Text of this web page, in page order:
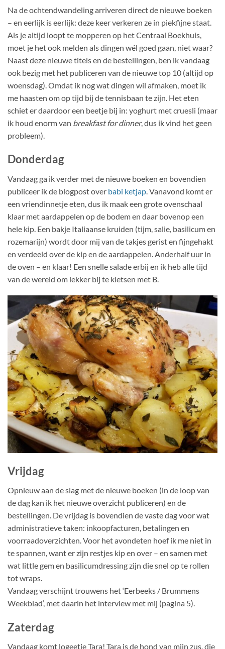
Na de ochtendwandeling arriveren direct de nieuwe boeken
– en eerlijk is eerlijk: deze keer verkeren ze in piekfijne staat.
Als je altijd loopt te mopperen op het Centraal Boekhuis,
moet je het ook melden als dingen wél goed gaan, niet waar?
Naast deze nieuwe titels en de bestellingen, ben ik vandaag
ook bezig met het publiceren van de nieuwe top 10 (altijd op
woensdag). Omdat ik nog wat dingen wil afmaken, moet ik
me haasten om op tijd bij de tennisbaan te zijn. Het eten
schiet er daardoor een beetje bij in: yoghurt met cruesli (maar
ik houd enorm van breakfast for dinner, dus ik vind het geen
probleem).
Donderdag
Vandaag ga ik verder met de nieuwe boeken en bovendien
publiceer ik de blogpost over babi ketjap . Vanavond komt er
een vriendinnetje eten, dus ik maak een grote ovenschaal
klaar met aardappelen op de bodem en daar bovenop een
hele kip. Een bakje Italiaanse kruiden (tijm, salie, basilicum en
rozemarijn) wordt door mij van de takjes gerist en fijngehakt
en verdeeld over de kip en de aardappelen. Anderhalf uur in
de oven – en klaar! Een snelle salade erbij en ik heb alle tijd
van de wereld om lekker bij te kletsen met B.
Vrijdag
Opnieuw aan de slag met de nieuwe boeken (in de loop van
de dag kan ik het nieuwe overzicht publiceren) en de
bestellingen. De vrijdag is bovendien de vaste dag voor wat
administratieve taken: inkoopfacturen, betalingen en
voorraadoverzichten. Voor het avondeten hoef ik me niet in
te spannen, want er zijn restjes kip en over – en samen met
wat little gem en basilicumdressing zijn die snel op te rollen
tot wraps.
Vandaag verschijnt trouwens het ‘Eerbeeks / Brummens
Weekblad’, met daarin het interview met mij (pagina 5).
Zaterdag
Vandaag komt logeetje Tara! Tara is de hond van mijn zus, die